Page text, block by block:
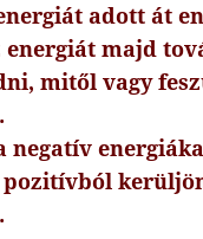
adott át
energiát majd
mitől vagy
negatív
pozitívból